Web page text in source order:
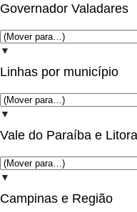
Governador Valadares
▼
Linhas por município
▼
Vale do Paraíba e
▼
Campinas e Região